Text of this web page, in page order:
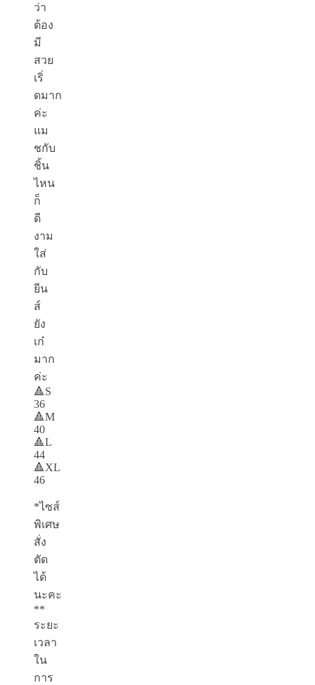
ว่า
ต้อง
มี
สวย
เริ่
ดมาก
ค่ะ
แม
ชกับ
ชิ้น
ไหน
ก็
ดี
งาม
ใส่
กับ
ยีน
ส์
ยัง
เก๋
มาก
ค่ะ
🔺S
36
🔺M
40
🔺L
44
🔺XL
46
*ไซส์
พิเศษ
สั่ง
ตัด
ได้
นะคะ
**
ระยะ
เวลา
ใน
การ